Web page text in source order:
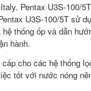
Pentax U3S-100/
U3S-100/5T sử
thống ốp và dẫn
hành.
cho các hệ thống
tốt với nước nóng